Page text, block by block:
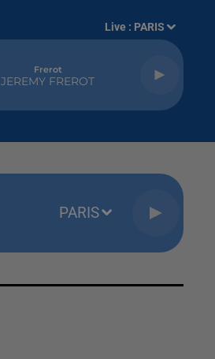
Live : PARIS
Frerot
JEREMY FREROT
PARIS